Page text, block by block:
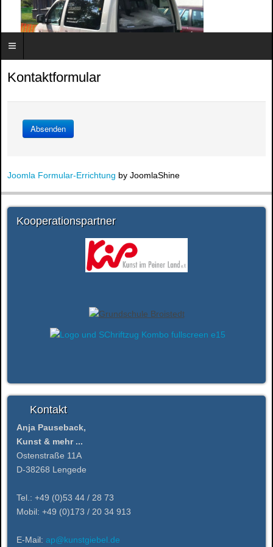
Auto.jpg
Bild12.jpg
Kontaktformular
Absenden
Joomla Formular-Errichtung by JoomlaShine
Kooperationspartner
Kontakt
Anja Pauseback,
Kunst & mehr ...
Ostenstraße 11A
D-38268 Lengede
Tel.: +49 (0)53 44 / 28 73
Mobil: +49 (0)173 / 20 34 913
E-Mail: ap@kunstgiebel.de